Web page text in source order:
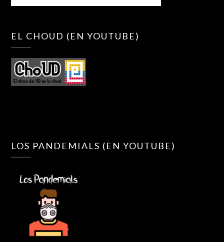
EL CHOUD (EN YOUTUBE)
LOS PANDEMIALS (EN YOUTUBE)